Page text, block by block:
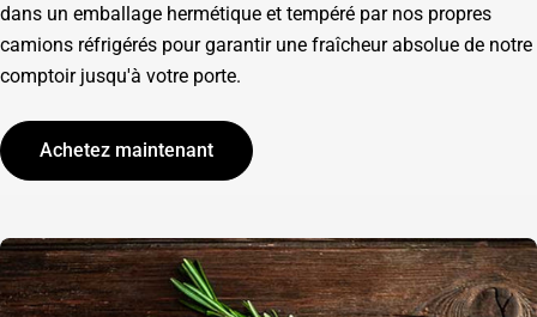
dans un emballage hermétique et tempéré par nos propres
camions réfrigérés pour garantir une fraîcheur absolue de notre
comptoir jusqu'à votre porte.
Achetez maintenant